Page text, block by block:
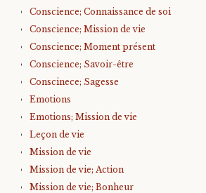
Conscience; Connaissance de soi
Conscience; Mission de vie
Conscience; Moment présent
Conscience; Savoir-être
Conscinece; Sagesse
Emotions
Emotions; Mission de vie
Leçon de vie
Mission de vie
Mission de vie; Action
Mission de vie; Bonheur